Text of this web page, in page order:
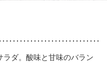
ダ。酸味と甘味のバラン